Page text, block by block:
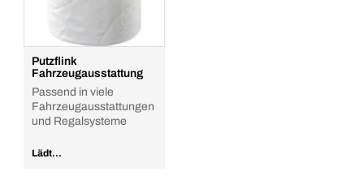
Putzflink
Fahrzeugausstattung
Passend in viele
Fahrzeugausstattungen
und Regalsysteme
Lädt...